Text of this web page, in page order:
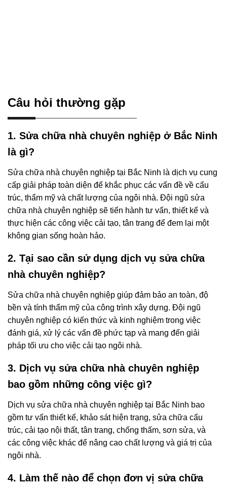
Câu hỏi thường gặp
1. Sửa chữa nhà chuyên nghiệp ở Bắc Ninh
là gì?
Sửa chữa nhà chuyên nghiệp tại Bắc Ninh là dịch vụ cung
cấp giải pháp toàn diện để khắc phục các vấn đề về cấu
trúc, thẩm mỹ và chất lượng của ngôi nhà. Đội ngũ sửa
chữa nhà chuyên nghiệp sẽ tiến hành tư vấn, thiết kế và
thực hiện các công việc cải tạo, tân trang để đem lại một
không gian sống hoàn hảo.
2. Tại sao cần sử dụng dịch vụ sửa chữa
nhà chuyên nghiệp?
Sửa chữa nhà chuyên nghiệp giúp đảm bảo an toàn, độ
bền và tính thẩm mỹ của công trình xây dựng. Đội ngũ
chuyên nghiệp có kiến thức và kinh nghiệm trong việc
đánh giá, xử lý các vấn đề phức tạp và mang đến giải
pháp tối ưu cho việc cải tạo ngôi nhà.
3. Dịch vụ sửa chữa nhà chuyên nghiệp
bao gồm những công việc gì?
Dịch vụ sửa chữa nhà chuyên nghiệp tại Bắc Ninh bao
gồm tư vấn thiết kế, khảo sát hiện trạng, sửa chữa cấu
trúc, cải tạo nội thất, tân trang, chống thấm, sơn sửa, và
các công việc khác để nâng cao chất lượng và giá trị của
ngôi nhà.
4. Làm thế nào để chọn đơn vị sửa chữa